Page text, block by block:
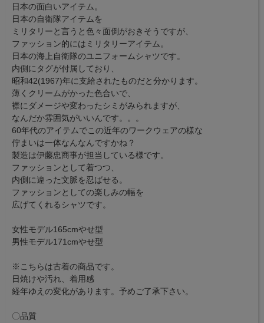
日本の面白いアイテム。
日本の自衛隊アイテムを
ミリタリーと言うと色々面倒がおきそうですが、
ファッション的にはミリタリーアイテム。
日本の海上自衛隊のユニフォームシャツです。
内側にタグが付属しており、
昭和42(1967)年に支給されたものだと分かります。
薄くクリームがかった色合いで、
襟にダメージや変わったシミがみられますが、
なんだか雰囲気がいいんです。。。
60年代のアイテムでこの近年のワークウェアの様な
佇まいは一体なんなんですかね？
製造は伊藤忠商事が担当している様です。
ファッションとして着つつ、
内側に違った文脈を忍ばせる。
ファッションとしての楽しみの幅を
広げてくれるシャツです。
女性モデル165cmやせ型
男性モデル171cmやせ型
※こちらは古着の商品です。
日焼けや汚れ、着用感
経年ゆえの変化があります。予めご了承下さい。
〇品質